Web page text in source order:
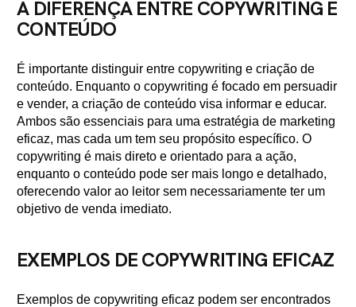
A DIFERENÇA ENTRE COPYWRITING E
CONTEÚDO
É importante distinguir entre copywriting e criação de
conteúdo. Enquanto o copywriting é focado em persuadir
e vender, a criação de conteúdo visa informar e educar.
Ambos são essenciais para uma estratégia de marketing
eficaz, mas cada um tem seu propósito específico. O
copywriting é mais direto e orientado para a ação,
enquanto o conteúdo pode ser mais longo e detalhado,
oferecendo valor ao leitor sem necessariamente ter um
objetivo de venda imediato.
EXEMPLOS DE COPYWRITING EFICAZ
Exemplos de copywriting eficaz podem ser encontrados